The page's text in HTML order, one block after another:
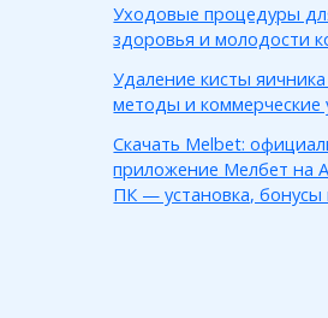
Уходовые процедуры
здоровья и молодости
Удаление кисты
методы и коммерческие
Скачать Melbet:
приложение Мелбет на
ПК — установка, бонусы